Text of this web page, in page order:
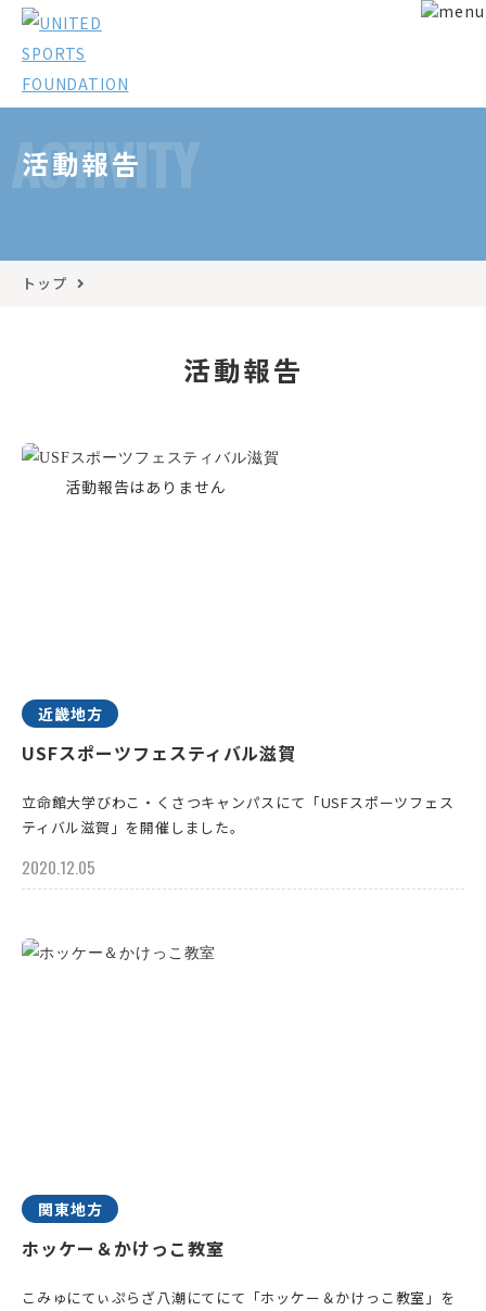
ACTIVITY
活動報告
トップ
活動報告
近畿地方
USFスポーツフェスティバル滋賀
立命館大学びわこ・くさつキャンパスにて「USFスポーツフェス
ティバル滋賀」を開催しました。
2020.12.05
関東地方
ホッケー＆かけっこ教室
こみゅにてぃぷらざ八潮にてにて「ホッケー＆かけっこ教室」を